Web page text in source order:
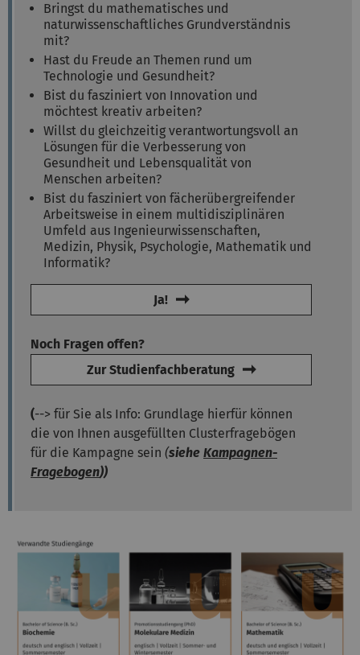
Bringst du mathematisches und
naturwissenschaftliches Grundverständnis
mit?
Hast du Freude an Themen rund um
Technologie und Gesundheit?
Bist du fasziniert von Innovation und
möchtest kreativ arbeiten?
Willst du gleichzeitig verantwortungsvoll an
Lösungen für die Verbesserung von
Gesundheit und Lebensqualität von
Menschen arbeiten?
Bist du fasziniert von fächerübergreifender
Arbeitsweise in einem multidisziplinären
Umfeld aus Ingenieurwissenschaften,
Medizin, Physik, Psychologie, Mathematik und
Informatik?
Ja!
Noch Fragen offen?
Zur Studienfachberatung
(--> für Sie als Info: Grundlage hierfür können
die von Ihnen ausgefüllten Clusterfragebögen
für die Kampagne sein (siehe Kampagnen-
Fragebogen))